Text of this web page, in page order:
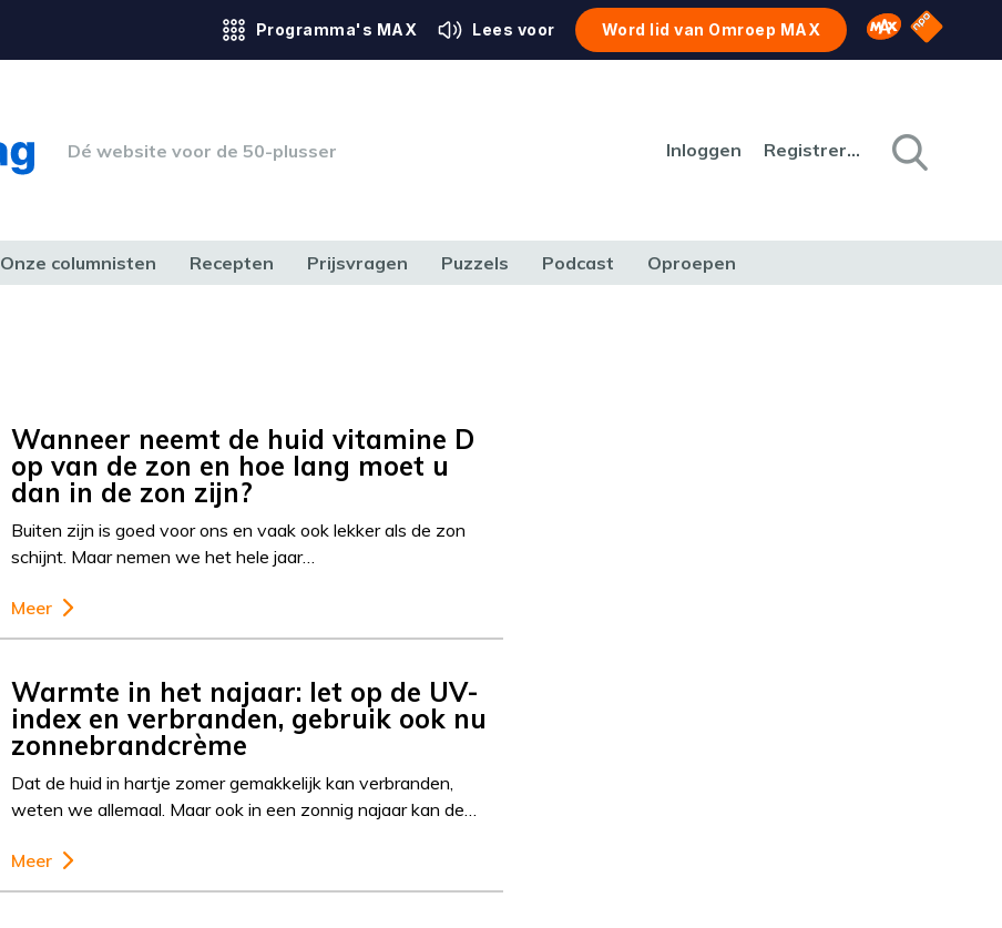
Programma's MAX Lees voor Word lid van Omroep MAX Omroep MAX
NPO
Dé website voor de 50-plusser Inloggen Registreren
Onze columnisten Recepten Prijsvragen Puzzels Podcast Oproepen
Wanneer neemt de huid vitamine D
op van de zon en hoe lang moet u
dan in de zon zijn?
Buiten zijn is goed voor ons en vaak ook lekker als de zon
schijnt. Maar nemen we het hele jaar…
Meer
Warmte in het najaar: let op de UV-
index en verbranden, gebruik ook nu
zonnebrandcrème
Dat de huid in hartje zomer gemakkelijk kan verbranden,
weten we allemaal. Maar ook in een zonnig najaar kan de…
Meer